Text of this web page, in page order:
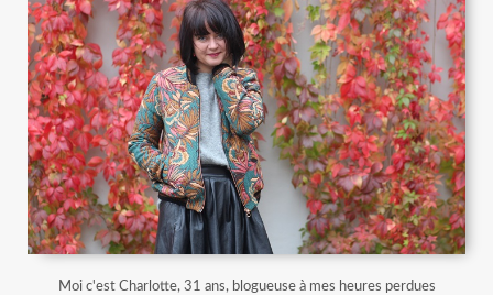
Moi c'est Charlotte, 31 ans, blogueuse à mes heures perdues